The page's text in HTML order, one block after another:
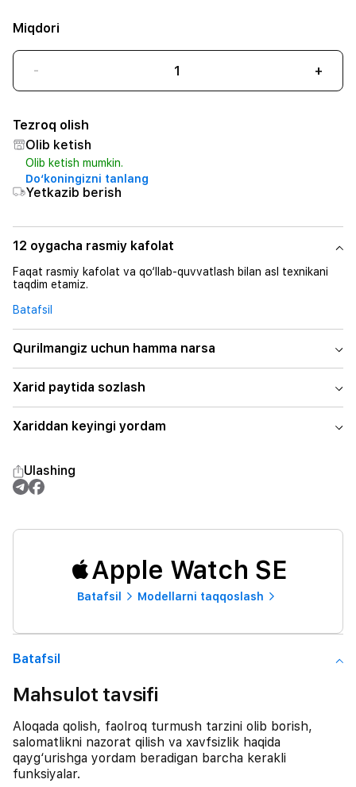
Miqdori
- +
Tezroq olish
Olib ketish
Olib ketish mumkin.
Do‘koningizni tanlang
Yetkazib berish
12 oygacha rasmiy kafolat
Faqat rasmiy kafolat va qo‘llab-quvvatlash bilan asl texnikani
taqdim etamiz.
Batafsil
Qurilmangiz uchun hamma narsa
Xarid paytida sozlash
Xariddan keyingi yordam
Ulashing
Apple Watch SE
Batafsil Modellarni taqqoslash
Batafsil
Mahsulot tavsifi
Aloqada qolish, faolroq turmush tarzini olib borish,
salomatlikni nazorat qilish va xavfsizlik haqida
qayg‘urishga yordam beradigan barcha kerakli
funksiyalar.